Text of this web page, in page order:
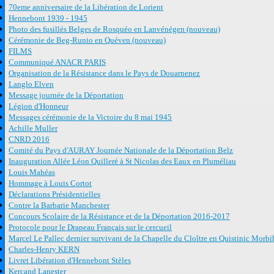
70eme anniversaire de la Libération de Lorient
Hennebont 1939 - 1945
Photo des fusillés Belges de Rosquéo en Lanvénégen (nouveau)
Cérémonie de Beg-Runio en Quéven (nouveau)
FILMS
Communiqué ANACR PARIS
Organisation de la Résistance dans le Pays de Douarnenez
Langlo Elven
Message journée de la Déportation
Légion d'Honneur
Messages cérémonie de la Victoire du 8 mai 1945
Achille Muller
CNRD 2016
Comité du Pays d'AURAY Journée Nationale de la Déportation Belz
Inauguration Allée Léon Quilleré à St Nicolas des Eaux en Pluméliau
Louis Mahéas
Hommage à Louis Cortot
Déclarations Présidentielles
Contre la Barbarie Manchester
Concours Scolaire de la Résistance et de la Déportation 2016-2017
Protocole pour le Drapeau Français sur le cercueil
Marcel Le Pallec dernier survivant de la Chapelle du Cloître en Quistinic
Charles-Henry KERN
Livret Libération d'Hennebont Stèles
Kercand Lanester